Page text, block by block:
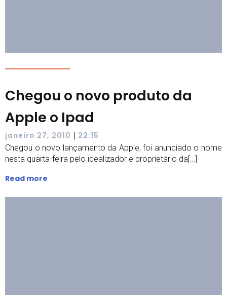
Chegou o novo produto da
Apple o Ipad
janeiro 27, 2010 | 22:15
Chegou o novo lançamento da Apple, foi anunciado o nome
nesta quarta-feira pelo idealizador e proprietário da[…]
Read more